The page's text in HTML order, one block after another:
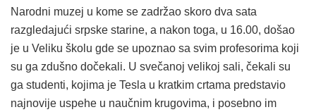
Narodni muzej u kome se zadržao skoro dva sata
razgledajući srpske starine, a nakon toga, u 16.00, došao
je u Veliku školu gde se upoznao sa svim profesorima koji
su ga zdušno dočekali. U svečanoj velikoj sali, čekali su
ga studenti, kojima je Tesla u kratkim crtama predstavio
najnovije uspehe u naučnim krugovima, i posebno im